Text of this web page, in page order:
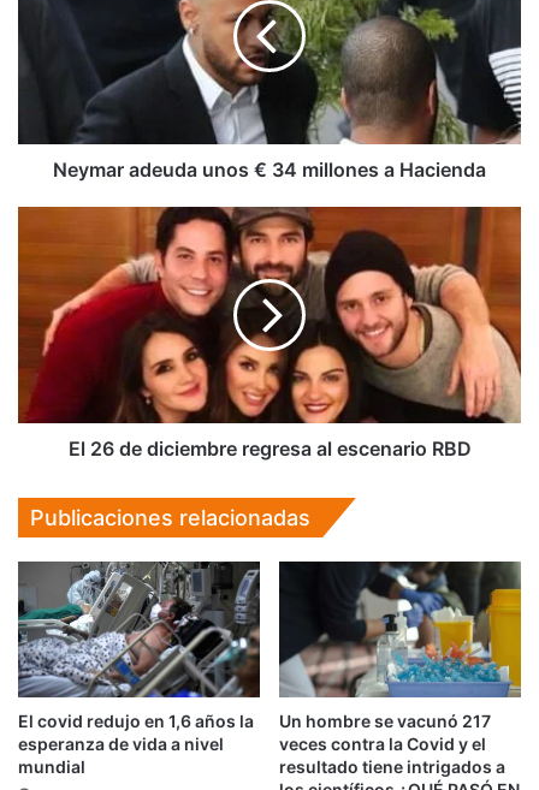
Hacienda
Neymar adeuda unos € 34 millones a Hacienda
diciembre
regresa
escenario
RBD
El 26 de diciembre regresa al escenario RBD
Publicaciones relacionadas
El covid redujo en 1,6 años la
esperanza de vida a nivel
mundial
Un hombre se vacunó 217
veces contra la Covid y el
resultado tiene intrigados a